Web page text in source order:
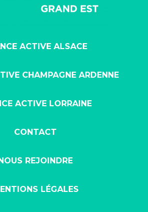
ACTIVE ALSACE
CHAMPAGNE ARDENNE
ACTIVE LORRAINE
CONTACT
NOUS REJOINDRE
LÉGALES